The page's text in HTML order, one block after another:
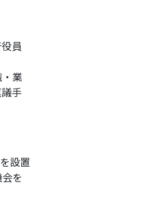
員
業
手
設置
を